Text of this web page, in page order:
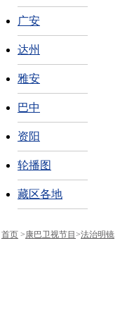
广安
达州
雅安
巴中
资阳
轮播图
藏区各地
首页 >康巴卫视节目 >法治明镜